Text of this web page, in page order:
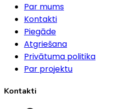
Par mums
Kontakti
Piegāde
Atgriešana
Privātuma politika
Par projektu
Kontakti